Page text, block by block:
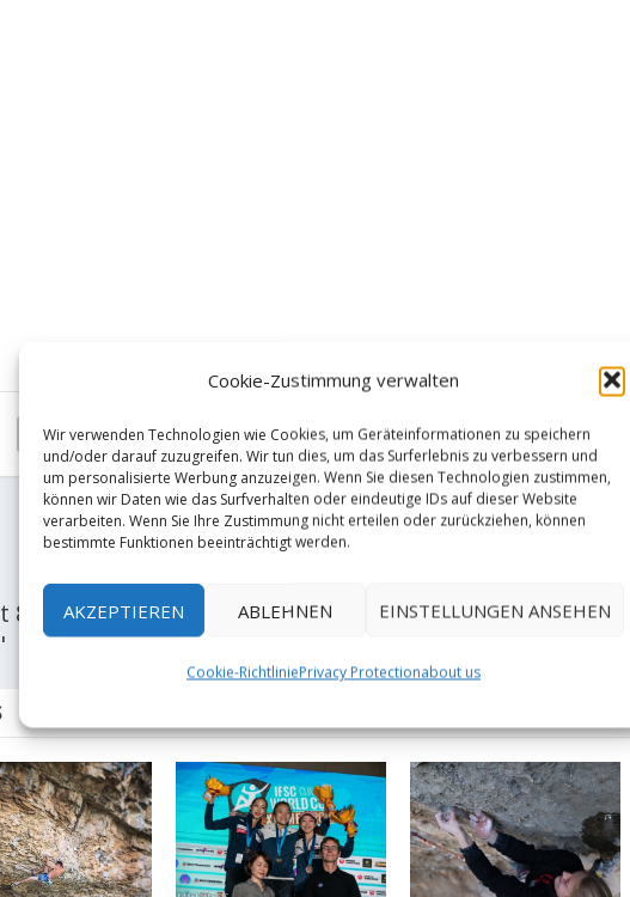
Cookie-Zustimmung verwalten
Wir verwenden Technologien wie Cookies, um Geräteinformationen zu speichern
und/oder darauf zuzugreifen. Wir tun dies, um das Surferlebnis zu verbessern und
um personalisierte Werbung anzuzeigen. Wenn Sie diesen Technologien zustimmen,
können wir Daten wie das Surfverhalten oder eindeutige IDs auf dieser Website
verarbeiten. Wenn Sie Ihre Zustimmung nicht erteilen oder zurückziehen, können
bestimmte Funktionen beeinträchtigt werden.
AKZEPTIEREN ABLEHNEN EINSTELLUNGEN ANSEHEN
Cookie-RichtliniePrivacy Protectionabout us
RATE:
Sarah Kampf sends 'Battle Cat' (8c/+)